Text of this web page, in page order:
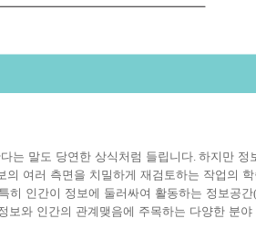
는 말도 당연한 상식처럼 들립니다. 하지만 정
의 여러 측면을 치밀하게 재검토하는 작업의
특히 인간이 정보에 둘러싸여 활동하는 정보공간
보와 인간의 관계맺음에 주목하는 다양한 분